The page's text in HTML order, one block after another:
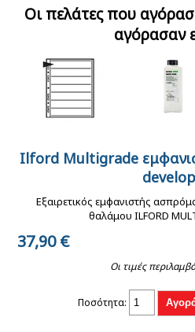
10x15cm, glossy,
Φωτογραφικό Χαρτί
φωτογραφικό
λάστιχο δυναμικού
πλυσίματος φιλμ.
Squeegee
Αποστράγγισης
Οι πελάτες που
αγόρασαν
Kenro ριζόχαρτο
Ilford rapid
ασπρόμαυρο
χαρτι 1 Lt
Ilford Multigrade
Εξαιρετικός εμφανιστής
θαλάμου ILFORD
37,90€
Οι τιμές
Ποσότητα: